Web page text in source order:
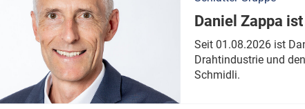
Daniel Zappa
Seit 01.08.2026 ist
Drahtindustrie und
Schmidli.